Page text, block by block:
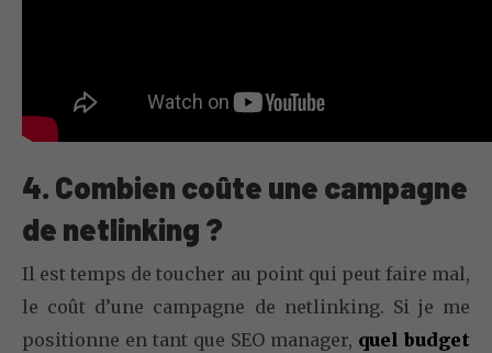
4. Combien coûte une campagne
de netlinking ?
Il est temps de toucher au point qui peut faire mal,
le coût d’une campagne de netlinking. Si je me
positionne en tant que SEO manager, quel budget